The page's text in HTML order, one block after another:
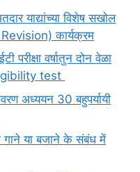
याद्यांच्या विशेष सखोल
कार्यक्रम
परीक्षा वर्षातुन दोन वेळा
test
अध्ययन 30 बहुपर्यायी
गाने या बजाने के संबंध में